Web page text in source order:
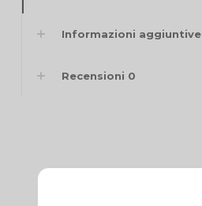
Informazioni aggiuntive
Recensioni 0